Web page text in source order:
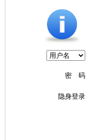
密 码
隐身登录